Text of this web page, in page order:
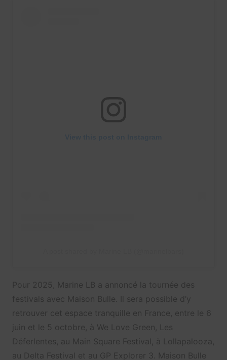
Pour 2025, Marine LB a annoncé la tournée des
festivals avec Maison Bulle. Il sera possible d’y
retrouver cet espace tranquille en France, entre le 6
juin et le 5 octobre, à We Love Green, Les
Déferlentes, au Main Square Festival, à Lollapalooza,
au Delta Festival et au GP Explorer 3. Maison Bulle